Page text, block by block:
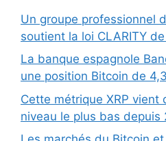
Un groupe professionnel
soutient la loi CLARITY
La banque espagnole
une position Bitcoin de
Cette métrique XRP vient
niveau le plus bas depuis